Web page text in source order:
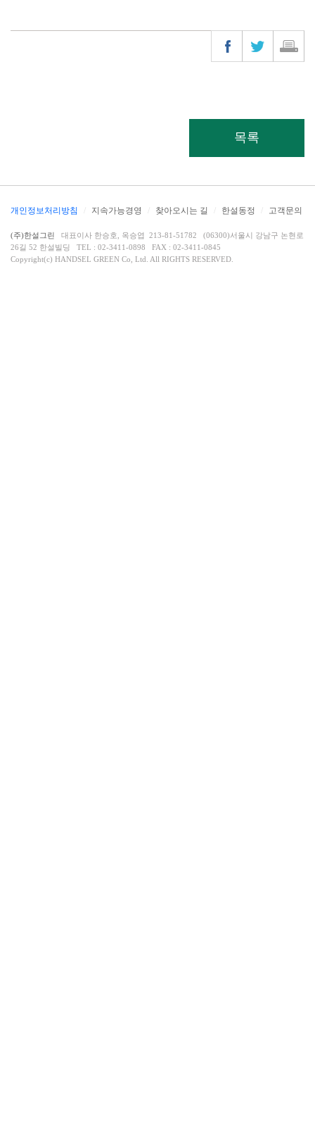
목록
개인정보처리방침 지속가능경영 찾아오시는 길 한설동정 고객문의
(주)한설그린 대표이사 한승호, 옥승엽 213-81-51782 (06300)서울시 강남구 논현로
26길 52 한설빌딩 TEL : 02-3411-0898 FAX : 02-3411-0845
Copyright(c) HANDSEL GREEN Co, Ltd. All RIGHTS RESERVED.